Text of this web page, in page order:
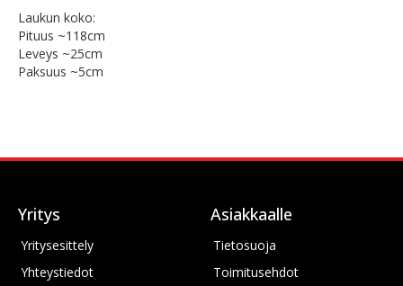
Laukun koko:
Pituus ~118cm
Leveys ~25cm
Paksuus ~5cm
Yritys
Yritysesittely
Yhteystiedot
Asiakkaalle
Tietosuoja
Toimitusehdot